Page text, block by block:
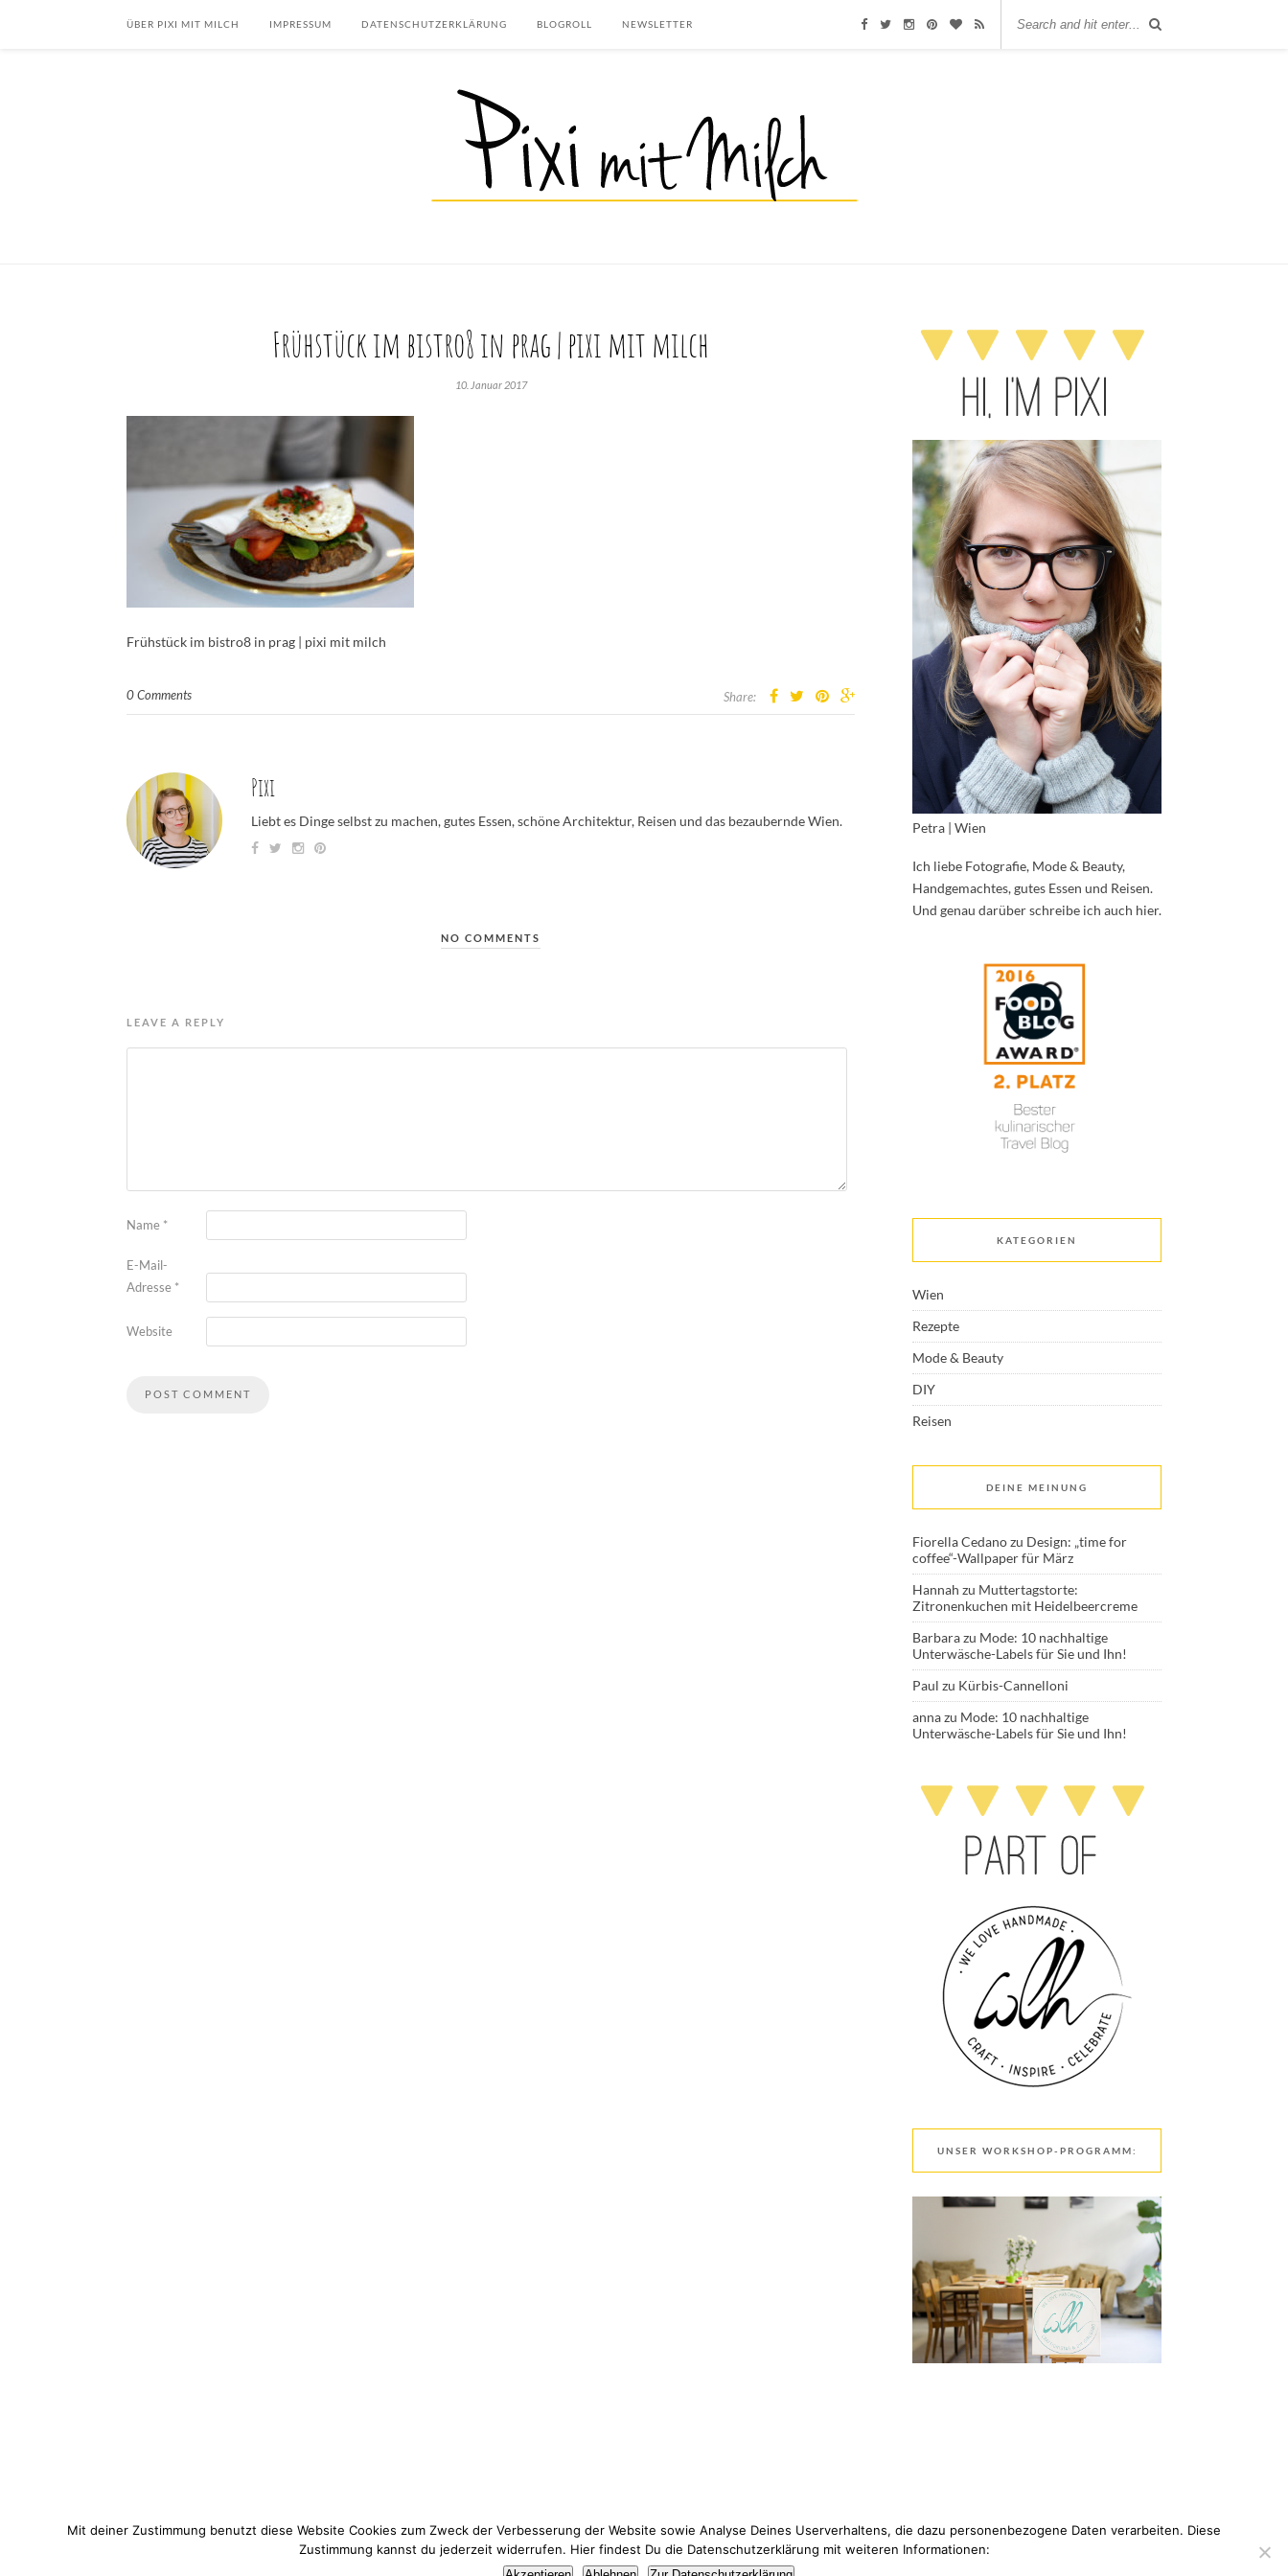
ÜBER PIXI MIT MILCH IMPRESSUM DATENSCHUTZERKLÄRUNG BLOGROLL NEWSLETTER
Frühstück im bistro8 in prag | pixi mit milch
10. Januar 2017
Frühstück im bistro8 in prag | pixi mit milch
0 Comments Share:
Pixi
Liebt es Dinge selbst zu machen, gutes Essen, schöne Architektur, Reisen und das bezaubernde Wien.
NO COMMENTS
LEAVE A REPLY
Name *
E-Mail-
Adresse *
Website
Petra | Wien
Ich liebe Fotografie, Mode & Beauty,
Handgemachtes, gutes Essen und Reisen.
Und genau darüber schreibe ich auch hier.
KATEGORIEN
Wien
Rezepte
Mode & Beauty
DIY
Reisen
DEINE MEINUNG
Fiorella Cedanozu Design: „time for
coffee“-Wallpaper für März
Hannah zu Muttertagstorte:
Zitronenkuchen mit Heidelbeercreme
Barbarazu Mode: 10 nachhaltige
Unterwäsche-Labels für Sie und Ihn!
Paul zu Kürbis-Cannelloni
annazu Mode: 10 nachhaltige
Unterwäsche-Labels für Sie und Ihn!
UNSER WORKSHOP-PROGRAMM:
© 2021 Pixi mit Milch. All Rights Reserved. Du hast Fragen zum Thema Datenschutz? Hier findest du meine Datenschutzerklärung .
Mit deiner Zustimmung benutzt diese Website Cookies zum Zweck der Verbesserung der Website sowie Analyse Deines Userverhaltens, die dazu personenbezogene Daten verarbeiten. Diese
Zustimmung kannst du jederzeit widerrufen. Hier findest Du die Datenschutzerklärung mit weiteren Informationen: